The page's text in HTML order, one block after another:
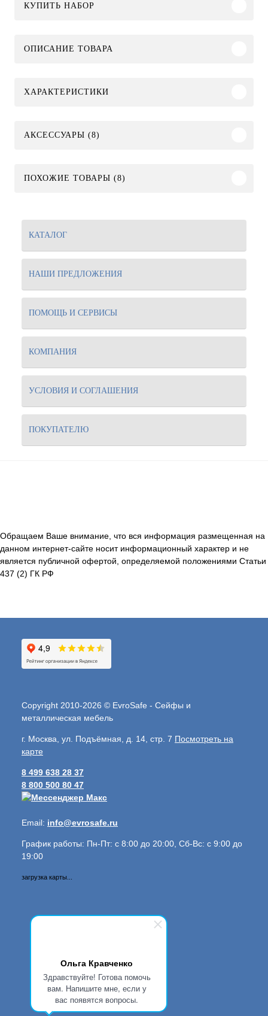
Ольга Кравченко
Здравствуйте! Готова помочь
вам. Напишите мне, если у
вас появятся вопросы.
КУПИТЬ НАБОР
ОПИСАНИЕ ТОВАРА
ХАРАКТЕРИСТИКИ
АКСЕССУАРЫ (8)
ПОХОЖИЕ ТОВАРЫ (8)
КАТАЛОГ
НАШИ ПРЕДЛОЖЕНИЯ
ПОМОЩЬ И СЕРВИСЫ
КОМПАНИЯ
УСЛОВИЯ И СОГЛАШЕНИЯ
ПОКУПАТЕЛЮ
Обращаем Ваше внимание, что вся информация размещенная на
данном интернет-сайте носит информационный характер и не
является публичной офертой, определяемой положениями Статьи
437 (2) ГК РФ
Copyright 2010-2026 © EvroSafe - Сейфы и
металлическая мебель
г. Москва, ул. Подъёмная, д. 14, стр. 7 Посмотреть на
карте
8 499 638 28 37
8 800 500 80 47
Email: info@evrosafe.ru
График работы: Пн-Пт: с 8:00 до 20:00, Сб-Вс: с 9:00 до
19:00
загрузка карты...